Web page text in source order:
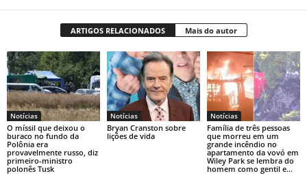
ARTIGOS RELACIONADOS Mais do autor
Notícias
O míssil que deixou o
buraco no fundo da
Polônia era
provavelmente russo, diz
primeiro-ministro
polonês Tusk
Notícias
Bryan Cranston sobre
lições de vida
Notícias
Família de três pessoas
que morreu em um
grande incêndio no
apartamento da vovó em
Wiley Park se lembra do
homem como gentil e...